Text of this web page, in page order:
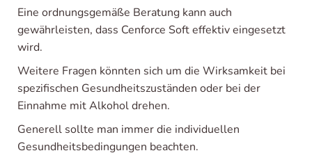
Eine ordnungsgemäße Beratung kann auch
gewährleisten, dass Cenforce Soft effektiv eingesetzt
wird.
Weitere Fragen könnten sich um die Wirksamkeit bei
spezifischen Gesundheitszuständen oder bei der
Einnahme mit Alkohol drehen.
Generell sollte man immer die individuellen
Gesundheitsbedingungen beachten.